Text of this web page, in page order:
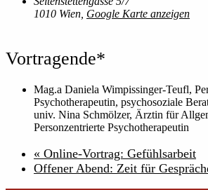
1010 Wien Google Karte anzeigen
Vortragende*
Mag.a Daniela Wimpissinger-Teufl,
Psychotherapeutin, psychosoziale
univ. Nina Schmölzer, Ärztin für
Personzentrierte Psychotherapeutin
« Online-Vortrag: Gefühlsarbeit
Offener Abend: Zeit für